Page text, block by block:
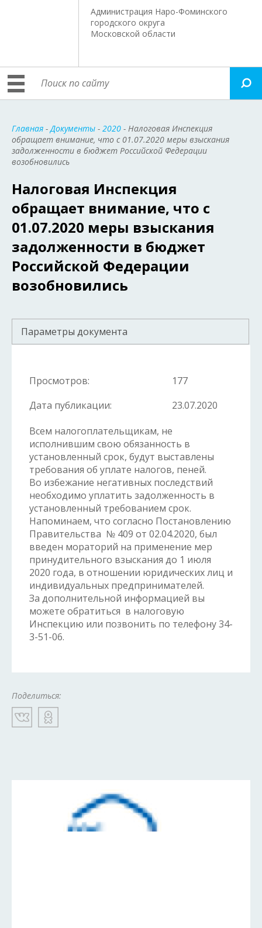
Администрация Наро-Фоминского
городского округа
Московской области
Главная -Документы - 2020 - Налоговая Инспекция
обращает внимание, что с 01.07.2020 меры взыскания
задолженности в бюджет Российской Федерации
возобновились
Налоговая Инспекция
обращает внимание, что с
01.07.2020 меры взыскания
задолженности в бюджет
Российской Федерации
возобновились
Параметры документа
Просмотров:
177
Дата публикации:
23.07.2020
Всем налогоплательщикам, не
исполнившим свою обязанность в
установленный срок, будут выставлены
требования об уплате налогов, пеней.
Во избежание негативных последствий
необходимо уплатить задолженность в
установленный требованием срок.
Напоминаем, что согласно Постановлению
Правительства № 409 от 02.04.2020, был
введен мораторий на применение мер
принудительного взыскания до 1 июля
2020 года, в отношении юридических лиц и
индивидуальных предпринимателей.
За дополнительной информацией вы
можете обратиться в налоговую
Инспекцию или позвонить по телефону 34-
3-51-06.
Поделиться: